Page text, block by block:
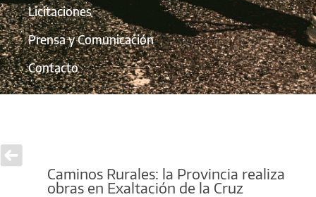
Licitaciones
Prensa y Comunicación
Contacto
Caminos Rurales: la Provincia realiza
obras en Exaltación de la Cruz